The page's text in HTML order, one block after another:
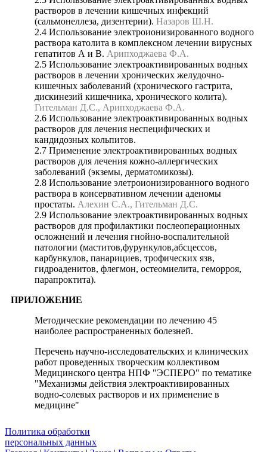
растворов в лечении кишечных инфекций
(сальмонеллеза, дизентерии). Назаров Ш.Н.
2.4 Использование электроионизированного водного
раствора католита в комплексном лечении вирусных
гепатитов А и В. Арипходжаева Ф.А.
2.5 Использование электроактивированных водных
растворов в лечении хронических желудочно-
кишечных заболеваний (хронического гастрита,
дискинезий кишечника, хронического колита).
Гительман Д.С., Арипходжаева Ф.А.
2.6 Использование электроактивированных водных
растворов для лечения неспецифических и
кандидозных кольпитов.
2.7 Применение электроактивированных водных
растворов для лечения кожно-аллергических
заболеваний (экземы, дерматомикозы).
2.8 Использование элетроионизированного водного
раствора в консервативном лечении аденомы
простаты. Алехин С.А., Гительман Д.С.
2.9 Использование электроактивированных водных
растворов для профилактики послеоперационных
осложнений и лечения гнойно-воспалительной
патологии (маститов,фурункулов,абсцессов,
карбункулов, панарициев, трофических язв,
гидроаденитов, флегмон, остеомиелита, геморроя,
парапроктита).
ПРИЛОЖЕНИЕ
Методические рекомендации по лечению 45
наиболее распространенных болезней.
Перечень научно-исследовательских и клинических
работ проведенных творческим коллективом
Медицинского центра НПФ "ЭСПЕРО" по тематике
"Механизмы действия электроактивированных
водно-солевых растворов и их применение в
медицине"
Политика обработки
персональных данных